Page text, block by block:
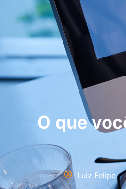
O que
Luiz Felipe